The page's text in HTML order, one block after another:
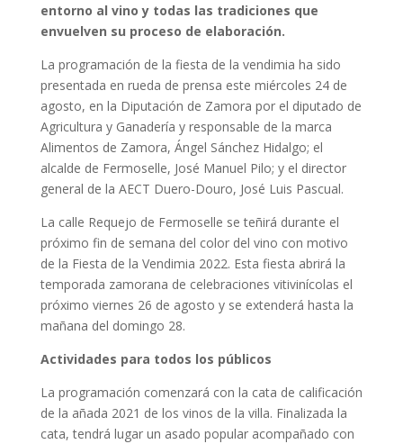
entorno al vino y todas las tradiciones que
envuelven su proceso de elaboración.
La programación de la fiesta de la vendimia ha sido
presentada en rueda de prensa este miércoles 24 de
agosto, en la Diputación de Zamora por el diputado de
Agricultura y Ganadería y responsable de la marca
Alimentos de Zamora, Ángel Sánchez Hidalgo; el
alcalde de Fermoselle, José Manuel Pilo; y el director
general de la AECT Duero-Douro, José Luis Pascual.
La calle Requejo de Fermoselle se teñirá durante el
próximo fin de semana del color del vino con motivo
de la Fiesta de la Vendimia 2022. Esta fiesta abrirá la
temporada zamorana de celebraciones vitivinícolas el
próximo viernes 26 de agosto y se extenderá hasta la
mañana del domingo 28.
Actividades para todos los públicos
La programación comenzará con la cata de calificación
de la añada 2021 de los vinos de la villa. Finalizada la
cata, tendrá lugar un asado popular acompañado con